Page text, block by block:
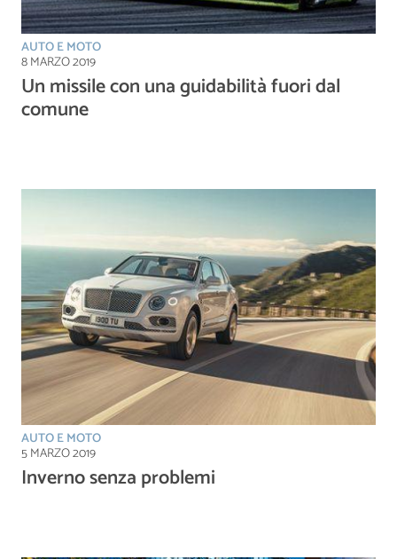
AUTO E MOTO
8 MARZO 2019
Un missile con una guidabilità fuori dal
comune
AUTO E MOTO
5 MARZO 2019
Inverno senza problemi